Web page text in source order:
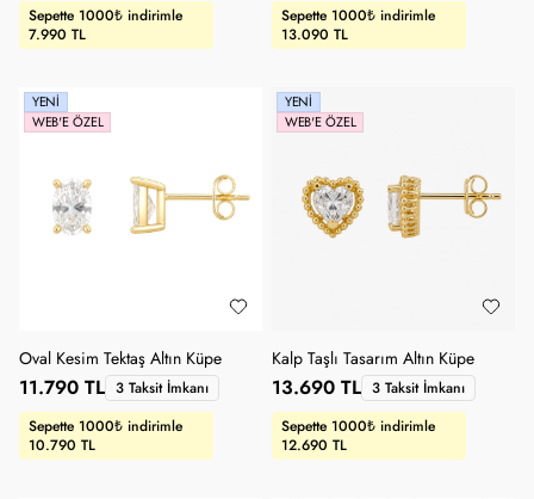
Sepette 1000₺ indirimle
7.990 TL
Sepette 1000₺ indirimle
13.090 TL
YENI
WEB'E ÖZEL
Oval Kesim Tektaş Altın Küpe
Sepette 1000₺ indirimle
10.790 TL
11.790 TL 3 Taksit İmkanı
YENI
WEB'E ÖZEL
Kalp Taşlı Tasarım Altın Küpe
Sepette 1000₺ indirimle
12.690 TL
13.690 TL 3 Taksit İmkanı